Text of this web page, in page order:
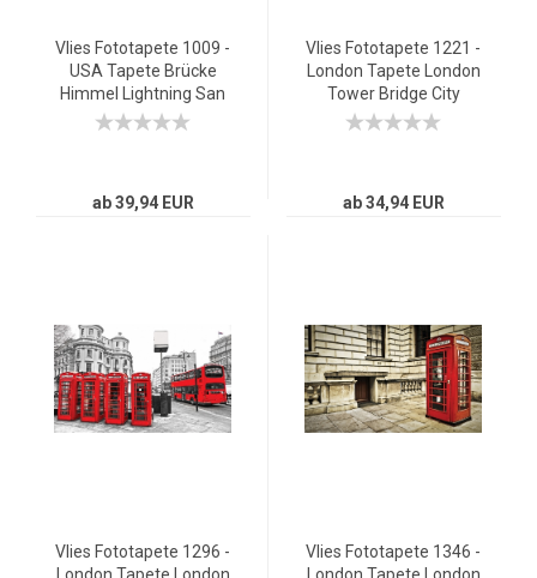
Vlies Fototapete 1009 -
USA Tapete Brücke
Himmel Lightning San
Francisco Skyline Nacht
ab 39,94 EUR
Vlies Fototapete 1221 -
London Tapete London
Tower Bridge City
Miasto Skyline blau
ab 34,94 EUR
Vlies Fototapete 1296 -
Vlies Fototapete 1346 -